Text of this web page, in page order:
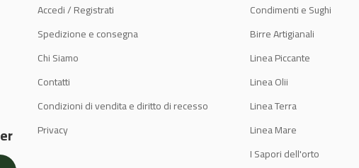
Accedi / Registrati
Spedizione e consegna
Chi Siamo
Contatti
Condizioni di vendita e diritto di recesso
Privacy
Condimenti e Sughi
Birre Artigianali
Linea Piccante
Linea Olii
Linea Terra
Linea Mare
I Sapori dell'orto